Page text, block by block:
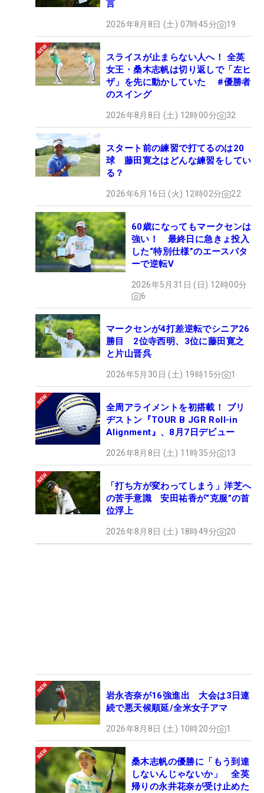
レギュラーツアー時代は、中嶋と練習ラウンドを回
ったり、自身でどうすることもできなくなるほど悩
んだときは相談していたという。「レクサス（2010
年のレギュラーツアー「The Championship by
LEXUS」）の最終日最終組で勝ったときも助言をも
ているので（笑）。自分のできることは自分で解決
して、どうにもならなかったら頼らせていただいて
いる」と大信頼を置いている。
優勝。「解説で見てくれているから、僕にとっては
守り神です。優勝っていうのはまだ先だろうと思う
んですけど、頑張れればいいかなと思います」と意
気込みを示した。昨年の「ノジマチャンピオンカッ
プ箱根 シニアプロゴルフトーナメント」以来とな
るシニアツアー通算3勝目に挑む。（文・高木彩
言
2026年8月8日 (土) 07時45分 19
スライスが止まらない人へ！ 全英
女王・桑木志帆は切り返しで「左ヒ
ザ」を先に動かしていた #優勝者
のスイング
2026年8月8日 (土) 12時00分 32
スタート前の練習で打てるのは20
球 藤田寛之はどんな練習をしてい
る？
2026年6月16日 (火) 12時02分 22
60歳になってもマークセンは
強い！ 最終日に急きょ投入
した“特別仕様”のエースパタ
ーで逆転V
2026年5月31日 (日) 12時00分
6
マークセンが4打差逆転でシニア26
勝目 2位寺西明、3位に藤田寛之
と片山晋呉
2026年5月30日 (土) 19時15分 1
全周アライメントを初搭載！ ブリ
ヂストン『TOUR B JGR Roll-in
Alignment』、8月7日デビュー
2026年8月8日 (土) 11時35分 13
「打ち方が変わってしまう」洋芝へ
の苦手意識 安田祐香が“克服”の首
位浮上
2026年8月8日 (土) 18時49分 20
岩永杏奈が16強進出 大会は3日連
続で悪天候順延/全米女子アマ
2026年8月8日 (土) 10時20分 1
桑木志帆の優勝に「もう到達
しないんじゃないか」 全英
帰りの永井花奈が受け止めた